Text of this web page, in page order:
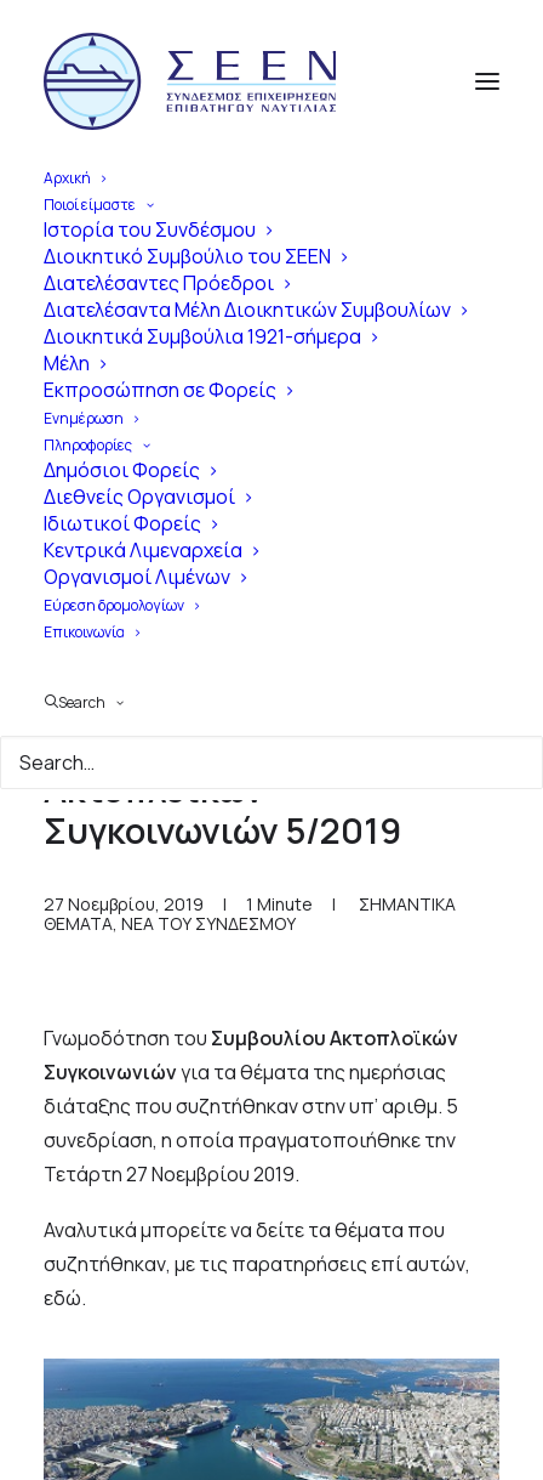
Αρχική
Ποιοί είμαστε
Ιστορία του Συνδέσμου
Διοικητικό Συμβούλιο του ΣΕΕΝ
Διατελέσαντες Πρόεδροι
Διατελέσαντα Μέλη Διοικητικών Συμβουλίων
Διοικητικά Συμβούλια 1921-σήμερα
Μέλη
Εκπροσώπηση σε Φορείς
Ενημέρωση
Πληροφορίες
Δημόσιοι Φορείς
Διεθνείς Οργανισμοί
Ιδιωτικοί Φορείς
Κεντρικά Λιμεναρχεία
Οργανισμοί Λιμένων
Εύρεση δρομολογίων
Επικοινωνία
Search
ΑπότηνΊδρυ
ΣύγχρονηΕποχή
100Χρόνια
Επιβα
στηνΕλλά δ
Γνωμοδότηση Συμβουλίου
Ακτοπλοϊκών
Συγκοινωνιών 5/2019
27 Νοεμβρίου, 2019 | 1 Minute |
ΣΗΜΑΝΤΙΚΑ
ΘΕΜΑΤΑ, ΝΕΑ ΤΟΥ ΣΥΝΔΕΣΜΟΥ
Γνωμοδότηση του Συμβουλίου Ακτοπλοϊκών
Συγκοινωνιώνγια τα θέματα της ημερήσιας
διάταξης που συζητήθηκαν στην υπ’ αριθμ. 5
συνεδρίαση, η οποία πραγματοποιήθηκε την
Τετάρτη 27 Νοεμβρίου 2019.
Αναλυτικά μπορείτε να δείτε τα θέματα που
συζητήθηκαν, με τις παρατηρήσεις επί αυτών,
εδώ.